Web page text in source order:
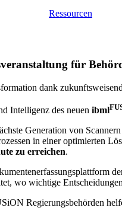
Ressourcen
für
dank
Intelligenz des neuen ibml
Generation von
in einer optimierten
zu erreichen.
wo wichtige
Regierungsbehörden